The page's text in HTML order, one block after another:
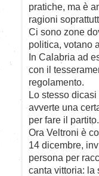
pratiche, ma è
ragioni
Ci sono zone
politica, votano
In Calabria ad
con il
regolamento.
Lo stesso
avverte una
per fare il partito.
Ora Veltroni è
14 dicembre,
persona per
canta vittoria: la